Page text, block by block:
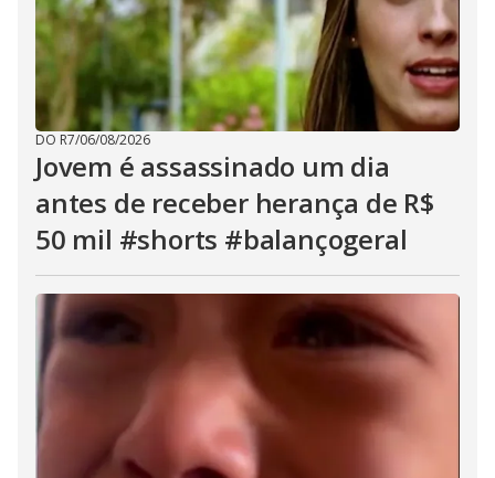
DO R7/06/08/2026
Jovem é assassinado um dia
antes de receber herança de R$
50 mil #shorts #balançogeral